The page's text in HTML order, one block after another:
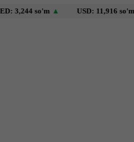
so'm▲ USD: 11,916 so'm▲